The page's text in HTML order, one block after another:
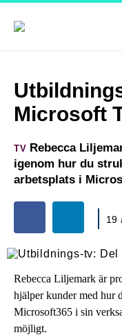
Microsoft
TV Rebecca
igenom hur du
arbetsplats i
19
Rebecca Liljemark är
hjälper kunder med hur
Microsoft365 i sin
möjligt.